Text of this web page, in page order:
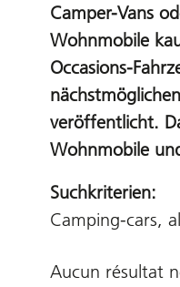
Camper-Vans
Wohnmobile
Occasions-
veröffentlicht.
Wohnmobile
Suchkriterien:
Camping-cars,
Aucun résultat